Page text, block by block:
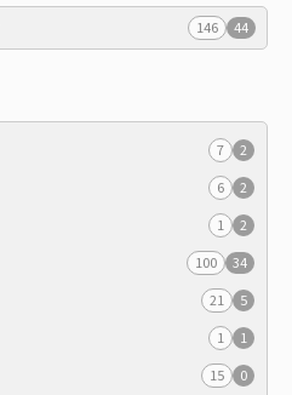
146 44
7
2
6
2
1
2
100
34
21
5
1
1
15 0